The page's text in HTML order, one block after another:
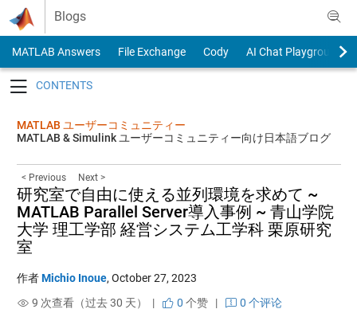
Skip to content
Blogs
MATLAB Answers File Exchange Cody
AI Chat Playground
MATLAB ユーザーコミュニティー
MATLAB & Simulink ユーザーコミュニティー向け日本語ブログ
< Previous Next >
研究室で自由に使える並列環境を求めて ~
MATLAB Parallel Server導入事例 ~ 青山学院
大学 理工学部 経営システム工学科 栗原研究
室
作者Michio Inoue, October 27, 2023
9 次查看（过去 30 天） |
0 个赞|
0 个评论